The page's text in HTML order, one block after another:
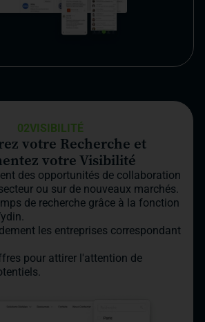
02VISIBILITÉ
votre Recherche et
votre Visibilité
des opportunités de collaboration
ou sur de nouveaux marchés.
de recherche grâce à la fonction
les entreprises correspondant
pour attirer l'attention de